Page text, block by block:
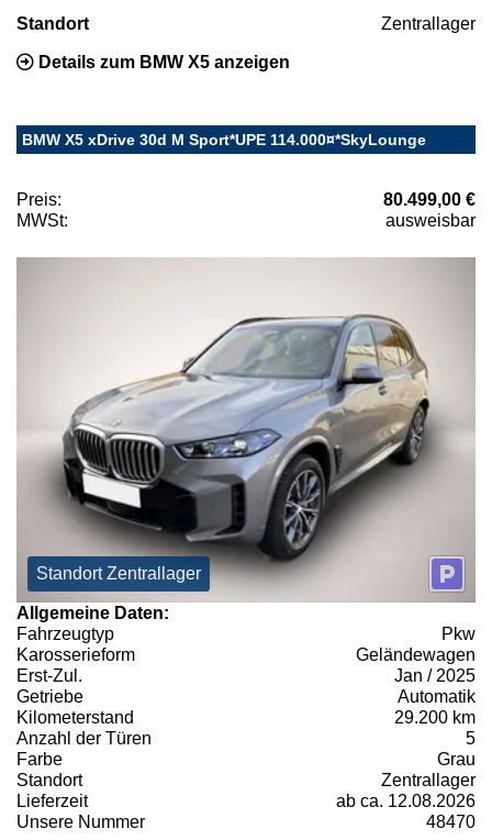
Standort Zentrallager
Details zum BMW X5 anzeigen
BMW X5 xDrive 30d M Sport*UPE 114.000¤*SkyLounge
Preis:
80.499,00 €
MWSt:
ausweisbar
Standort Zentrallager
Allgemeine Daten:
Fahrzeugtyp
Pkw
Karosserieform
Geländewagen
Erst-Zul.
Jan / 2025
Getriebe
Automatik
Kilometerstand
29.200 km
Anzahl der Türen
5
Farbe
Grau
Standort
Zentrallager
Lieferzeit
ab ca. 12.08.2026
Unsere Nummer
48470